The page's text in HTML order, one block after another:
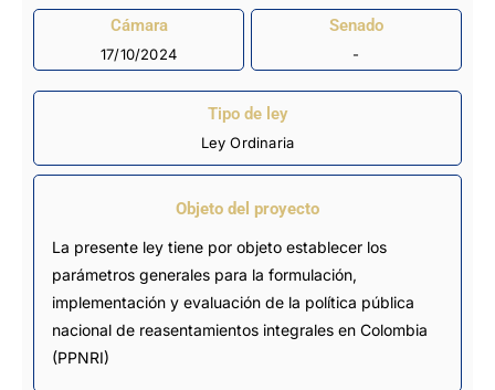
Cámara
17/10/2024
Senado
-
Tipo de ley
Ley Ordinaria
Objeto del proyecto
La presente ley tiene por objeto establecer los
parámetros generales para la formulación,
implementación y evaluación de la política pública
nacional de reasentamientos integrales en Colombia
(PPNRI)